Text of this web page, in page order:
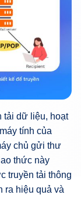
tải dữ liệu, hoạt
tính của
chủ gửi thư
thức này
truyền tải thông
ra hiệu quả và